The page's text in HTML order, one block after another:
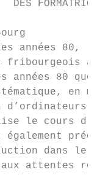
DES
années 80, le
fribourgeois a
années 80 que
en
d’ordinateurs
le cours
également
dans le
attentes